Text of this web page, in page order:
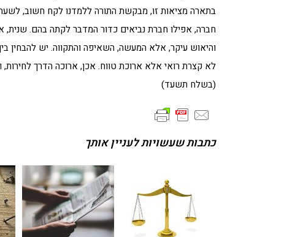
בתארה מציאות זו, מבקשת התורה ללמדנו לקח חשוב,
חברה, אפילו חברת נביאים כדור המדבר לקתה בהם. שנית,
והיאוש עיקר, אלא המעשה, השאיפה והתקווה. יש להבחין
לא קצרת רואי אלא ארוכת טווח. אכן, ארוכה הדרך
(בשלח תשעד)
כתבות שעשויות לעניין אותך